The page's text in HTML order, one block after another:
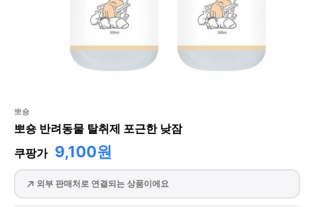
뽀숑
뽀숑 반려동물 탈취제 포근한 낮잠
쿠팡가 9,100원
외부 판매처로 연결되는 상품이에요